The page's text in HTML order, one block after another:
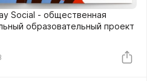
образовательный проект